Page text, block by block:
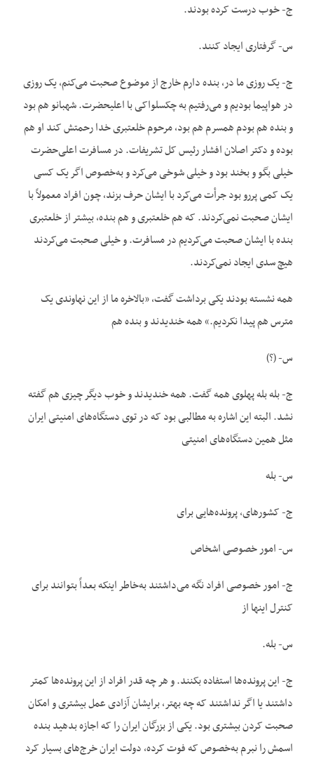
ج- خوب درست کرده بودند.
س- گرفتاری ایجاد کنند.
ج- یک روزی ما در، بنده دارم خارج از موضوع صحبت می‌کنم، یک روزی
در هواپیما بودیم و می‌رفتیم به چکسلواکی با اعلیحضرت. شهبانو هم بود
و بنده هم بودم همسرم هم بود، مرحوم خلعتبری خدا رحمتش کند او هم
بوده و دکتر اصلان افشار رئیس کل تشریفات. در مسافرت اعلی‌حضرت
خیلی بگو و بخند بود و خیلی شوخی می‌کرد و به‌خصوص اگر یک کسی
یک کمی پررو بود جرأت می‌کرد با ایشان حرف بزند، چون افراد معمولاً با
ایشان صحبت نمی‌کردند. که هم خلعتبری و هم بنده، بیشتر از خلعتبری
بنده با ایشان صحبت می‌کردیم در مسافرت. و خیلی صحبت می‌کردند
هیچ سدی ایجاد نمی‌کردند.
همه نشسته بودند یکی برداشت گفت، «بالاخره ما از این نهاوندی یک
مترس هم پیدا نکردیم.» همه خندیدند و بنده هم
س- (؟)
ج- بله بله پهلوی همه گفت. همه خندیدند و خوب دیگر چیزی هم گفته
نشد. البته این اشاره به مطالبی بود که در توی دستگاه‌های امنیتی ایران
مثل همین دستگاه‌های امنیتی
س- بله
ج- کشورهای، پرونده‌هایی برای
س- امور خصوصی اشخاص
ج- امور خصوصی افراد نگه می‌داشتند به‌خاطر اینکه بعداً بتوانند برای
کنترل اینها از
س- بله.
ج- این پرونده‌ها استفاده بکنند. و هر چه قدر افراد از این پرونده‌ها کمتر
داشتند یا اگر نداشتند که چه بهتر، برایشان آزادی عمل بیشتری و امکان
صحبت کردن بیشتری بود. یکی از بزرگان ایران را که اجازه بدهید بنده
اسمش را نبرم به‌خصوص که فوت کرده، دولت ایران خرج‌های بسیار کرد